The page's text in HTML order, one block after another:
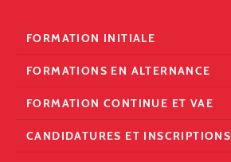
FORMATION INITIALE
FORMATIONS EN ALTERNANCE
FORMATION CONTINUE ET VAE
CANDIDATURES ET INSCRIPTIONS